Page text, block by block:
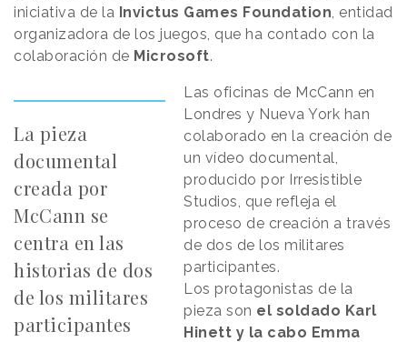
iniciativa de la Invictus Games Foundation, entidad
organizadora de los juegos, que ha contado con la
colaboración de Microsoft.
La pieza
documental
creada por
McCann se
centra en las
historias de dos
de los militares
participantes
Las oficinas de McCann en
Londres y Nueva York han
colaborado en la creación de
un vídeo documental,
producido por Irresistible
Studios, que refleja el
proceso de creación a través
de dos de los militares
participantes.
Los protagonistas de la
pieza son el soldado Karl
Hinett y la cabo Emma